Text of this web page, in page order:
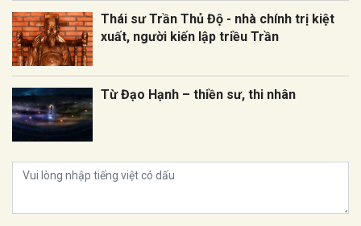
Thái sư Trần Thủ Độ - nhà chính trị kiệt
xuất, người kiến lập triều Trần
Từ Đạo Hạnh – thiền sư, thi nhân